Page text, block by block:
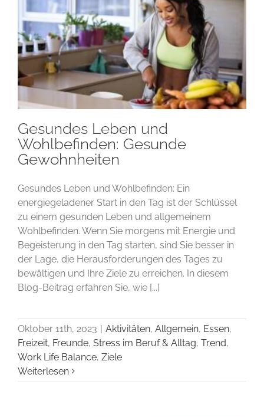
Gesundes Leben und
Wohlbefinden: Gesunde
Gewohnheiten
Gesundes Leben und Wohlbefinden: Ein
energiegeladener Start in den Tag ist der Schlüssel
zu einem gesunden Leben und allgemeinem
Wohlbefinden. Wenn Sie morgens mit Energie und
Begeisterung in den Tag starten, sind Sie besser in
der Lage, die Herausforderungen des Tages zu
bewältigen und Ihre Ziele zu erreichen. In diesem
Blog-Beitrag erfahren Sie, wie [...]
Oktober 11th, 2023 | Aktivitäten, Allgemein, Essen,
Freizeit, Freunde, Stress im Beruf & Alltag, Trend,
Work Life Balance, Ziele
Weiterlesen